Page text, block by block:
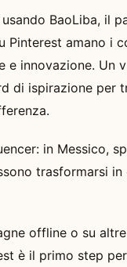
BaoLiba, il
Pinterest amano i
innovazione. Un
di ispirazione per
in Messico,
trasformarsi in
offline o su
è il primo step